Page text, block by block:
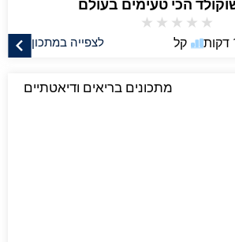
הכי טעימים בעולם
★
★
★
★
★
לצפייה במתכון קל
מתכונים בריאים ודיאטתיים